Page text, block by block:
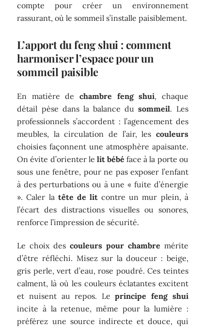
compte pour créer un environnement
rassurant, où le sommeil s’installe paisiblement.
L’apport du feng shui : comment
harmoniser l’espace pour un
sommeil paisible
En matière de chambre feng shui, chaque
détail pèse dans la balance dusommeil. Les
professionnels s’accordent : l’agencement des
meubles, la circulation de l’air, les couleurs
choisies façonnent une atmosphère apaisante.
On évite d’orienter le lit bébé face à la porte ou
sous une fenêtre, pour ne pas exposer l’enfant
à des perturbations ou à une « fuite d’énergie
». Caler la tête de lit contre un mur plein, à
l’écart des distractions visuelles ou sonores,
renforce l’impression de sécurité.
Le choix des couleurs pour chambre mérite
d’être réfléchi. Misez sur la douceur : beige,
gris perle, vert d’eau, rose poudré. Ces teintes
calment, là où les couleurs éclatantes excitent
et nuisent au repos. Leprincipe feng shui
incite à la retenue, même pour la lumière :
préférez une source indirecte et douce, qui